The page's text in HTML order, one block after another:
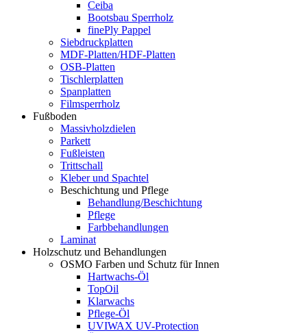
Ceiba
Bootsbau Sperrholz
finePly Pappel
Siebdruckplatten
MDF-Platten/HDF-Platten
OSB-Platten
Tischlerplatten
Spanplatten
Filmsperrholz
Fußboden
Massivholzdielen
Parkett
Fußleisten
Trittschall
Kleber und Spachtel
Beschichtung und Pflege
Behandlung/Beschichtung
Pflege
Farbbehandlungen
Laminat
Holzschutz und Behandlungen
OSMO Farben und Schutz für Innen
Hartwachs-Öl
TopOil
Klarwachs
Pflege-Öl
UVIWAX UV-Protection